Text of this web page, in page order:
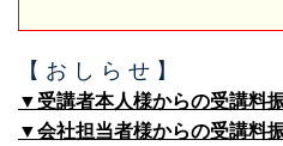
【 お し ら せ 】
▼受講者本人様からの受講料
▼会社担当者様からの受講料